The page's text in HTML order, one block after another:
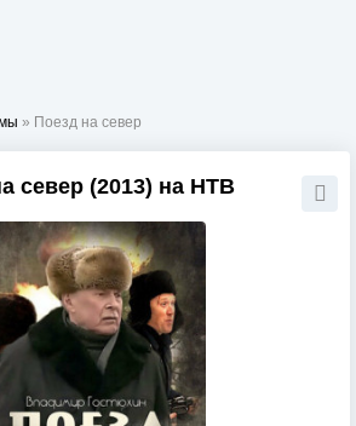
» Поезд на север
север (2013) на НТВ